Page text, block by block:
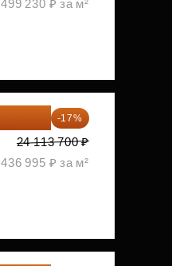
499 230 ₽ за м²
-17%
24 113 700 ₽
436 995 ₽ за м²